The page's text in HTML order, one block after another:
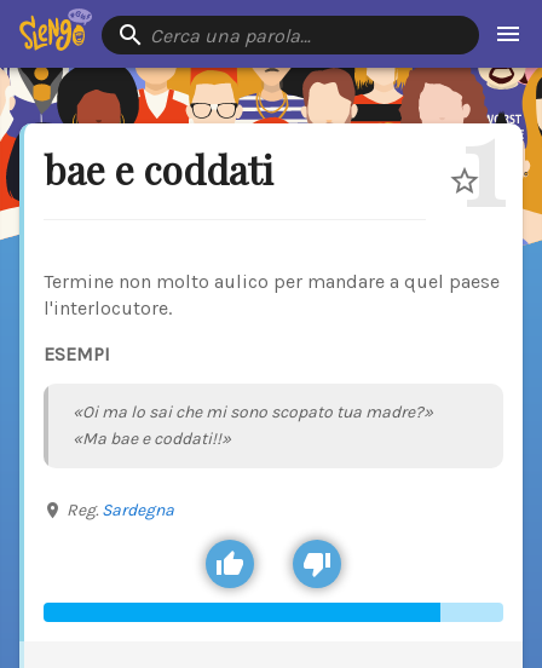
Cerca una parola…
bae e coddati 1
Termine non molto aulico per mandare a quel paese
l'interlocutore.
ESEMPI
«Oi ma lo sai che mi sono scopato tua madre?»
«Ma bae e coddati!!»
Reg. Sardegna